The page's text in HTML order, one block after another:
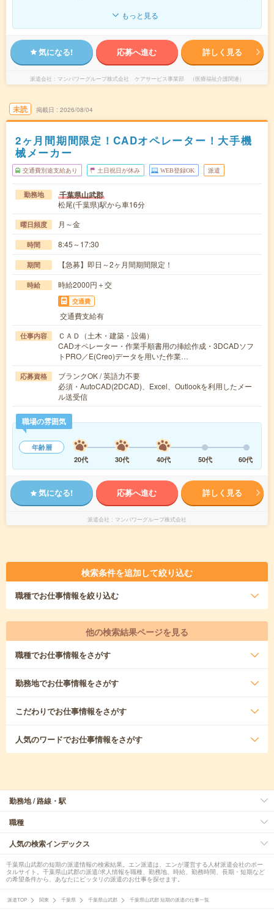
もっと見る
気になる! 応募へ進む 詳しく見る
派遣会社 マンパワーグループ株式会社 ケアサービス事業部 （医療福祉介護関連）
未読 掲載日 2026/08/04
2ヶ月間期間限定！CADオペレーター！大手機
械メーカー
交通費別途支給あり 土日祝日が休み WEB登録OK 派遣
勤務地 千葉県山武郡
松尾(千葉県)駅から車16分
曜日頻度 月～金
時間 8:45～17:30
期間 【急募】即日～2ヶ月間期間限定！
時給 時給2000円＋交
交通費
交通費支給有
仕事内容
ＣＡＤ（土木・建築・設備）
CADオペレーター・作業手順書用の挿絵作成・3DCADソフ
トPRO／E(Creo)データを用いた作業…
応募資格
ブランクOK / 英語力不要
必須・AutoCAD(2DCAD)、Excel、Outlookを利用したメー
ル送受信
職場の雰囲気
年齢層
20代
30代 40代 50代 60代
気になる! 応募へ進む 詳しく見る
派遣会社 マンパワーグループ株式会社
検索条件を追加して絞り込む
職種でお仕事情報を絞り込む
他の検索結果ページを見る
職種でお仕事情報をさがす
勤務地でお仕事情報をさがす
こだわりでお仕事情報をさがす
人気のワードでお仕事情報をさがす
勤務地 / 路線・駅
職種
人気の検索インデックス
千葉県山武郡の短期の派遣情報の検索結果。エン派遣は、エンが運営する人材派遣会社のポー
タルサイト。千葉県山武郡の派遣/求人情報を職種、勤務地、時給、勤務時間、長期・短期など
の希望条件から、あなたにピッタリの派遣のお仕事を探せます。
派遣TOP 関東 千葉県 千葉県山武郡 千葉県山武郡 短期の派遣の仕事一覧